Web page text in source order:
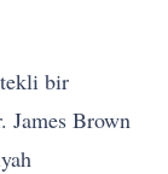
bir
James Brown